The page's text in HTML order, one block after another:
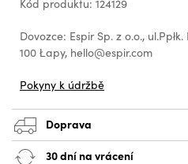
Kód produktu: 124129
Dovozce: Espir Sp. z o.o.,
100 Łapy, hello@espir.com
Pokyny k údržbě
Doprava
30 dní na vrácení